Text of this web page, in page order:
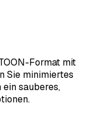
Format mit
Sie minimiertes
sauberes,